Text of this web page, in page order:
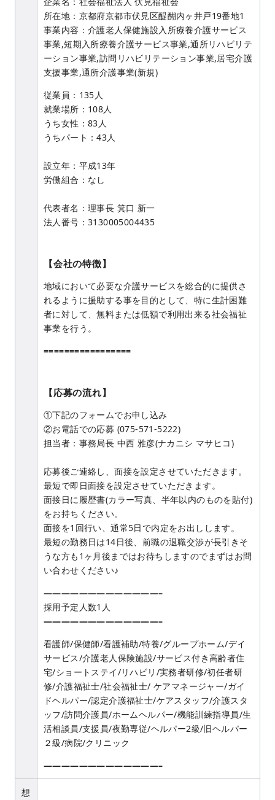
所在地：京都府京都市伏見区醍醐内ヶ井戸19番地1
事業内容：介護老人保健施設入所療養介護サービス
事業,短期入所療養介護サービス事業,通所リハビリテ
ーション事業,訪問リハビリテーション事業,居宅介護
支援事業,通所介護事業(新規)
従業員：135人
就業場所：108人
うち女性：83人
うちパート：43人
設立年：平成13年
労働組合：なし
代表者名：理事長 箕口 新一
法人番号：3130005004435
【会社の特徴】
地域において必要な介護サービスを総合的に提供さ
れるように援助する事を目的として、特に生計困難
者に対して、無料または低額で利用出来る社会福祉
事業を行う。
=================
【応募の流れ】
①下記のフォームでお申し込み
②お電話での応募 (075-571-5222)
担当者：事務局長 中西 雅彦(ナカニシ マサヒコ)
応募後ご連絡し、面接を設定させていただきます。
最短で即日面接を設定させていただきます。
面接日に履歴書(カラー写真、半年以内のものを貼付)
をお持ちください。
面接を1回行い、通常5日で内定をお出しします。
最短の勤務日は14日後、前職の退職交渉が長引きそ
うな方も1ヶ月後まではお待ちしますのでまずはお問
い合わせください♪
—————————————–
採用予定人数1人
—————————————–
看護師/保健師/看護補助/特養/グループホーム/デイ
サービス/介護老人保険施設/サービス付き高齢者住
宅/ショートステイ/リハビリ/実務者研修/初任者研
修/介護福祉士/社会福祉士/ ケアマネージャー/ガイ
ドヘルパー/認定介護福祉士/ケアスタッフ/介護スタ
ッフ/訪問介護員/ホームヘルパー/機能訓練指導員/生
活相談員/支援員/夜勤専従/ヘルパー2級/旧ヘルパー
２級/病院/クリニック
—————————————–
想